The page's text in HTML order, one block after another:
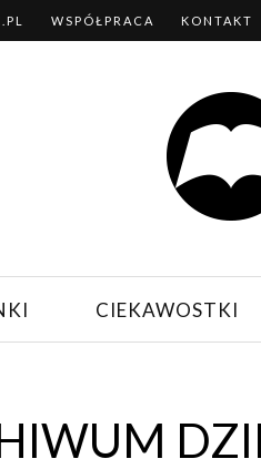
WSPÓŁPRACA KONTAKT
CIEKAWOSTKI